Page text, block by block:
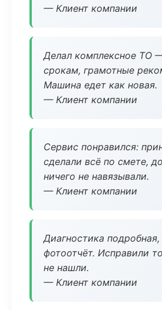
— Клиент компании
Делал комплексное ТО
срокам, грамотные
Машина едет как новая.
— Клиент компании
Сервис понравился:
сделали всё по смете,
ничего не навязывали.
— Клиент компании
Диагностика
фотоотчёт. Исправили
не нашли.
— Клиент компании